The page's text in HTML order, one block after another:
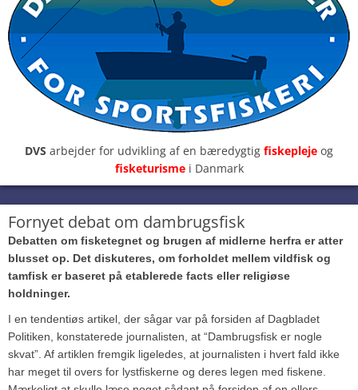
DVS arbejder for udvikling af en bæredygtig fiskepleje og
fisketurisme i Danmark
Fornyet debat om dambrugsfisk
Debatten om fisketegnet og brugen af midlerne herfra er atter
blusset op. Det diskuteres, om forholdet mellem vildfisk og
tamfisk er baseret på etablerede facts eller religiøse
holdninger.
I en tendentiøs artikel, der sågar var på forsiden af Dagbladet
Politiken, konstaterede journalisten, at “Dambrugsfisk er nogle
skvat”. Af artiklen fremgik ligeledes, at journalisten i hvert fald ikke
har meget til overs for lystfiskerne og deres legen med fiskene.